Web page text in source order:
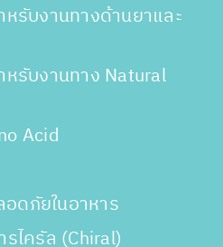
รับงานทางด้านยาและ
รับงานทาง Natural
Acid
ดภัยในอาหาร
ไครัล (Chiral)